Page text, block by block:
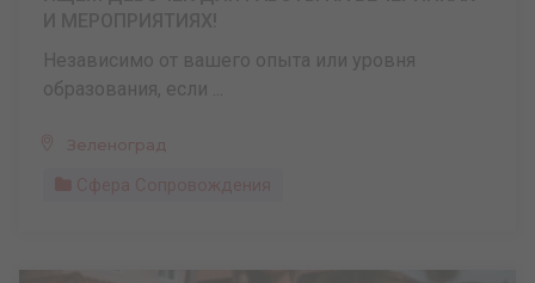
Независимо от вашего опыта или уровня
образования, если ...
Зеленоград
Сфера Сопровождения